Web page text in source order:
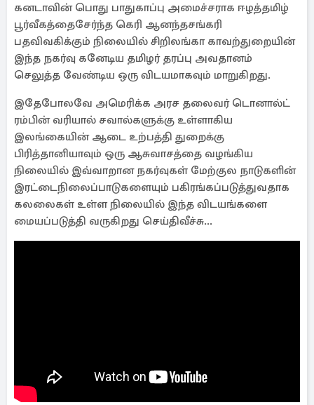
கனடாவின் பொது பாதுகாப்பு அமைச்சராக ஈழத்தமிழ்
பூர்வீகத்தைசேர்ந்த கெரி ஆனந்தசங்கரி
பதவிவகிக்கும் நிலையில் சிறிலங்கா காவற்துறையின்
இந்த நகர்வு கனேடிய தமிழர் தரப்பு அவதானம்
செலுத்த வேண்டிய ஒரு விடயமாகவும் மாறுகிறது.
இதேபோலவே அமெரிக்க அரச தலைவர் டொனால்ட்
ரம்பின் வரியால் சவால்களுக்கு உள்ளாகிய
இலங்கையின் ஆடை உற்பத்தி துறைக்கு
பிரித்தானியாவும் ஒரு ஆசுவாசத்தை வழங்கிய
நிலையில் இவ்வாறான நகர்வுகள் மேற்குல நாடுகளின்
இரட்டைநிலைப்பாடுகளையும் பகிரங்கப்படுத்துவதாக
கலலைகள் உள்ள நிலையில் இந்த விடயங்களை
மையப்படுத்தி வருகிறது செய்திவீச்சு...